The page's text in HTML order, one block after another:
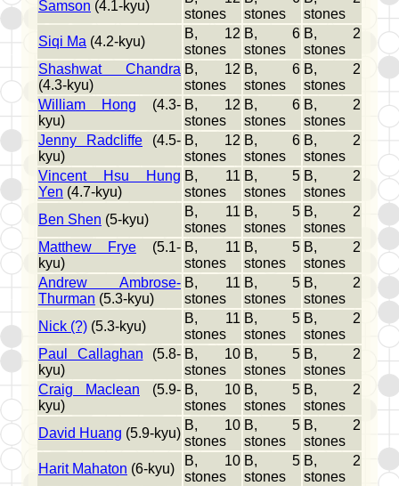
Samson (4.1-kyu)
stones
stones
stones
Siqi Ma (4.2-kyu)
B, 12
stones
B, 6
stones
B, 2
stones
Shashwat Chandra
(4.3-kyu)
B, 12
stones
B, 6
stones
B, 2
stones
William Hong (4.3-
kyu)
B, 12
stones
B, 6
stones
B, 2
stones
Jenny Radcliffe (4.5-
kyu)
B, 12
stones
B, 6
stones
B, 2
stones
Vincent Hsu Hung
Yen (4.7-kyu)
B, 11
stones
B, 5
stones
B, 2
stones
Ben Shen (5-kyu)
B, 11
stones
B, 5
stones
B, 2
stones
Matthew Frye (5.1-
kyu)
B, 11
stones
B, 5
stones
B, 2
stones
Andrew Ambrose-
Thurman (5.3-kyu)
B, 11
stones
B, 5
stones
B, 2
stones
Nick (?) (5.3-kyu)
B, 11
stones
B, 5
stones
B, 2
stones
Paul Callaghan (5.8-
kyu)
B, 10
stones
B, 5
stones
B, 2
stones
Craig Maclean (5.9-
kyu)
B, 10
stones
B, 5
stones
B, 2
stones
David Huang (5.9-kyu)
B, 10
stones
B, 5
stones
B, 2
stones
Harit Mahaton (6-kyu)
B, 10
stones
B, 5
stones
B, 2
stones